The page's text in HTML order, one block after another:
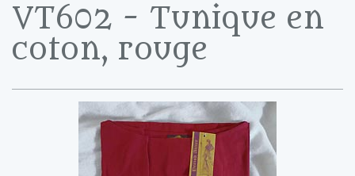
VT602 - Tunique en
coton, rouge